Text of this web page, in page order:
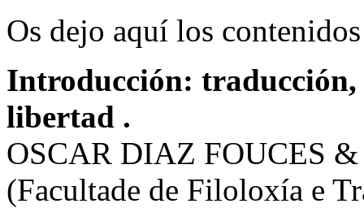
Os dejo aquí los
Introducción:
libertad .
OSCAR DIAZ FOUCES
(Facultade de Filoloxía e